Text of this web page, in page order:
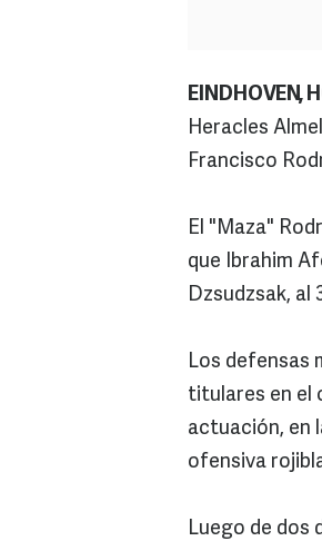
EINDHOVEN,
Heracles
Francisco
El "Maza"
que Ibrahim
Dzsudzsak,
Los defensas
titulares en el
actuación, en
ofensiva
Luego de dos